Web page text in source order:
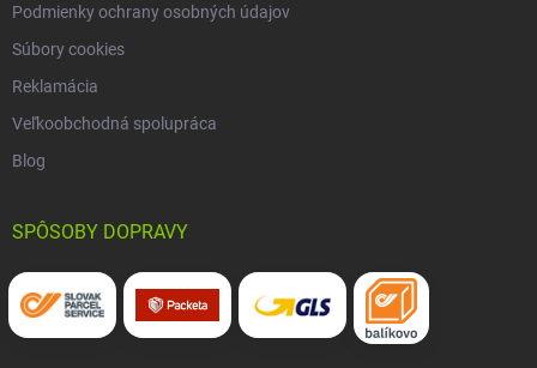
Podmienky ochrany osobných údajov
Súbory cookies
Reklamácia
Veľkoobchodná spolupráca
Blog
SPÔSOBY DOPRAVY